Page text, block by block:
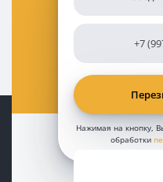
Нажимая на кнопку,
обработки